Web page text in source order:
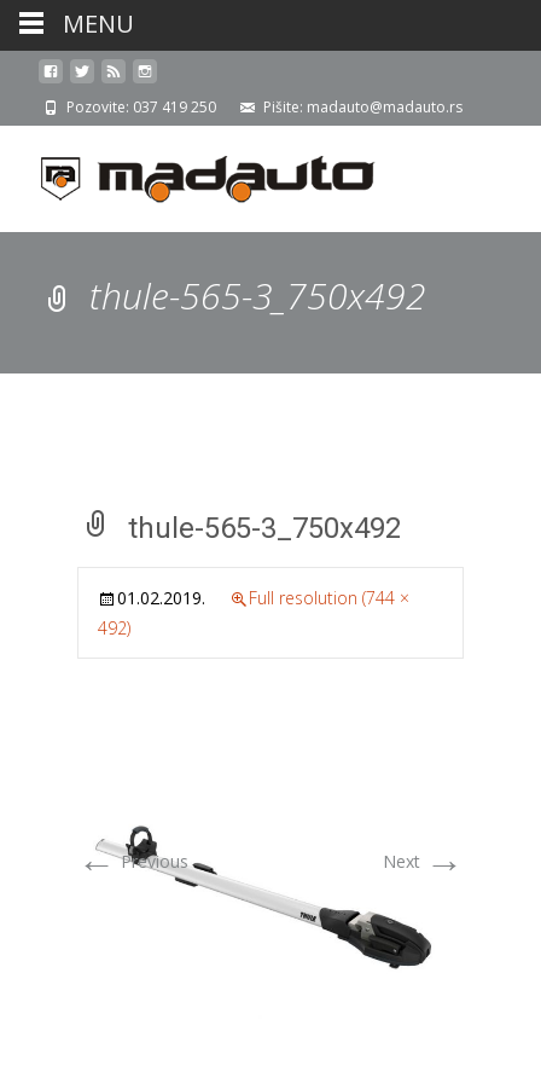
Pozovite: 037 419 250 Pišite: madauto@madauto.rs
thule-565-3_750x492
thule-565-3_750x492
01.02.2019.
Full resolution (744 ×
492)
←Previous Next →
MENU